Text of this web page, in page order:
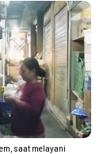
saat melayani